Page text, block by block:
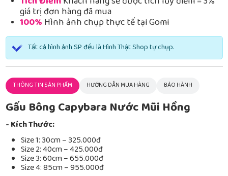
giá trị đơn hàng đã mua
100% Hình ảnh chụp thực tế tại Gomi
Tất cả hình ảnh SP đều là Hình Thật Shop tự chụp.
THÔNG TIN SẢN PHẨM HƯỚNG DẪN MUA HÀNG BẢO HÀNH
Gấu Bông Capybara Nước Mũi Hồng
- Kích Thước:
Size 1: 30cm – 325.000đ
Size 2: 40cm – 425.000đ
Size 3: 60cm – 655.000đ
Size 4: 85cm – 955.000đ